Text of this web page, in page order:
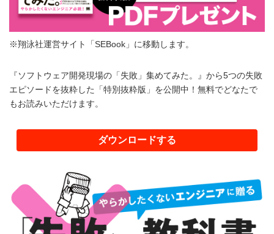
※翔泳社運営サイト「SEBook」に移動します。
『ソフトウェア開発現場の「失敗」集めてみた。』から5つの失敗
エピソードを抜粋した「特別抜粋版」を公開中！無料でどなたで
もお読みいただけます。
ダウンロードする